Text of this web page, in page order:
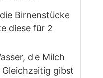
Birnenstücke
diese für 2
die Milch
Gleichzeitig gibst